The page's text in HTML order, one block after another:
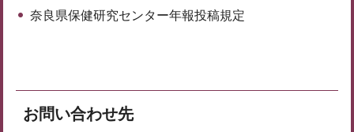
奈良県保健研究センター年報投稿規定
お問い合わせ先